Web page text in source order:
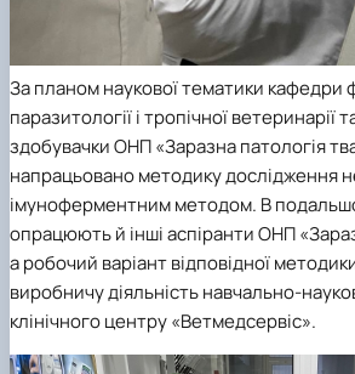
За планом наукової тематики кафедри
паразитології і тропічної ветеринарії
здобувачки ОНП «Заразна патологія
напрацьовано методику дослідження
імуноферментним методом. В
опрацюють й інші аспіранти ОНП
а робочий варіант відповідної
виробничу діяльність навчально-
клінічного центру «Ветмедсервіс».